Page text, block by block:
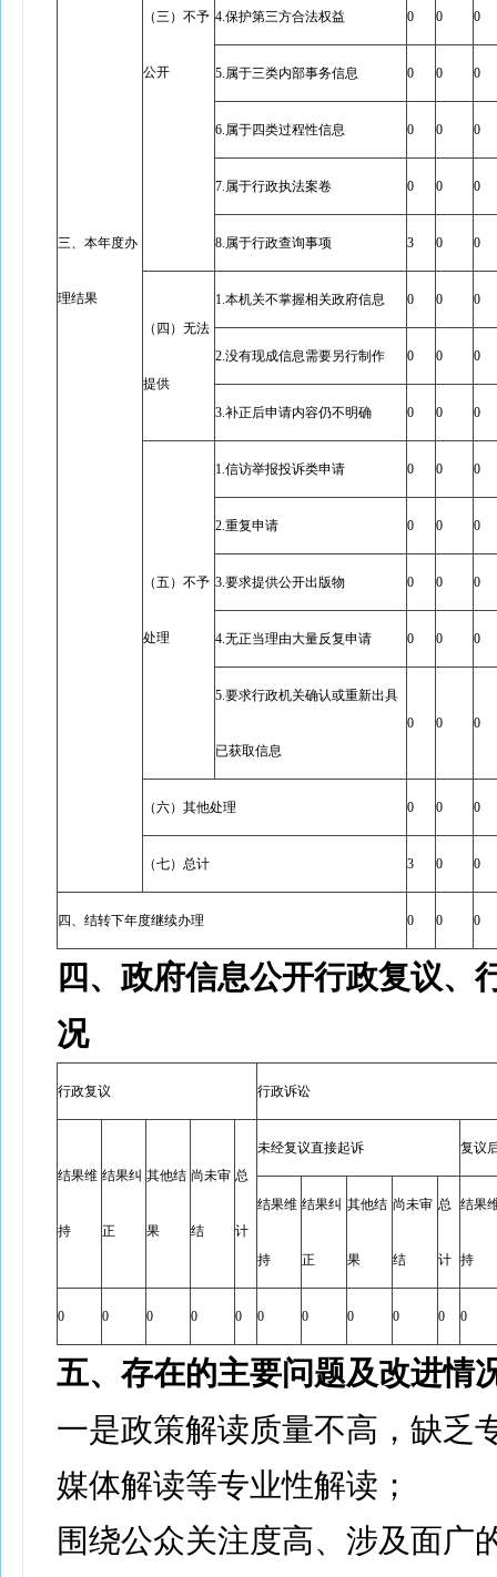
三、本年度办
理结果
（三）不予
公开
4.保护第三方合法权益 0 0 0
5.属于三类内部事务信息 0 0 0
6.属于四类过程性信息 0 0 0
7.属于行政执法案卷 0 0 0
8.属于行政查询事项 3 0 0
（四）无法
提供
1.本机关不掌握相关政府信息 0 0 0
2.没有现成信息需要另行制作 0 0 0
3.补正后申请内容仍不明确 0 0 0
（五）不予
处理
1.信访举报投诉类申请 0 0 0
2.重复申请 0 0 0
3.要求提供公开出版物 0 0 0
4.无正当理由大量反复申请 0 0 0
5.要求行政机关确认或重新出具
已获取信息
0 0 0
（六）其他处理 0 0 0
（七）总计 3 0 0
四、结转下年度继续办理 0 0 0
四、政府信息公开行政复议、
况
行政复议 行政诉讼
结果维
持
结果纠
正
其他结
果
尚未审
结
总
计
未经复议直接起诉 复议
结果维
持
结果纠
正
其他结
果
尚未审
结
总
计
结果
持
0 0 0 0 0 0 0 0 0 0 0
五、存在的主要问题及改进情
一是政策解读质量不高，缺乏
媒体解读等专业性解读；
围绕公众关注度高、涉及面广